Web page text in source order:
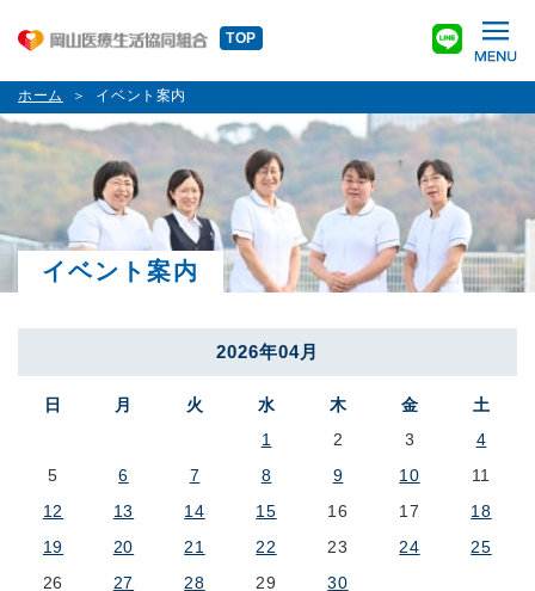
TOP
ホーム イベント案内
イベント案内
2026年04月
日 月 火 水 木 金 土
1 2 3
4
5
6 7 8 9 10
11
12
13 14 15 16 17
18
19
20 21 22 23 24
25
26
27 28 29 30